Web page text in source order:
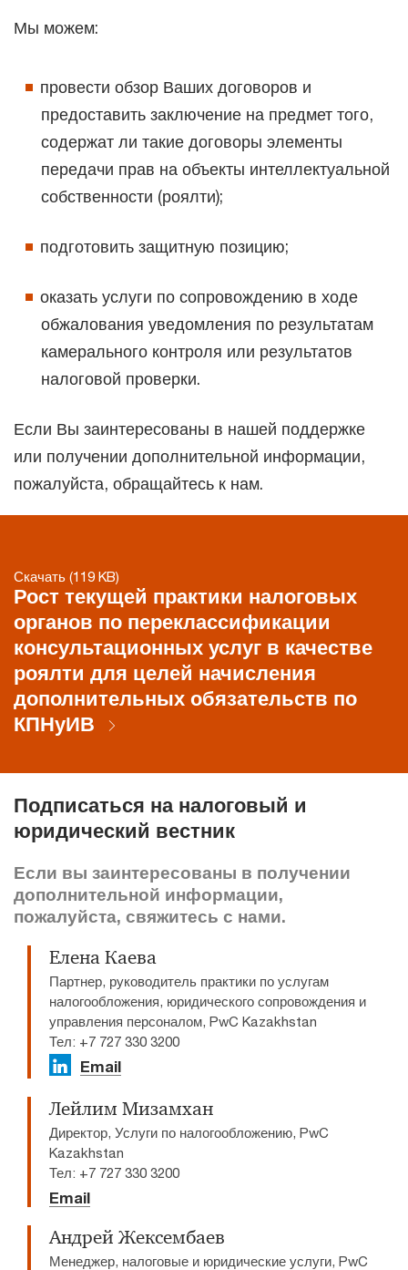
Мы можем:
провести обзор Ваших договоров и
предоставить заключение на предмет того,
содержат ли такие договоры элементы
передачи прав на объекты интеллектуальной
собственности (роялти);
подготовить защитную позицию;
оказать услуги по сопровождению в ходе
обжалования уведомления по результатам
камерального контроля или результатов
налоговой проверки.
Если Вы заинтересованы в нашей поддержке
или получении дополнительной информации,
пожалуйста, обращайтесь к нам.
Скачать (119 KB)
Рост текущей практики налоговых
органов по переклассификации
консультационных услуг в качестве
роялти для целей начисления
дополнительных обязательств по
КПНуИВ
Подписаться на налоговый и
юридический вестник
Если вы заинтересованы в получении
дополнительной информации,
пожалуйста, свяжитесь с нами.
Елена Каева
Партнер, руководитель практики по услугам
налогообложения, юридического сопровождения и
управления персоналом, PwC Kazakhstan
Тел: +7 727 330 3200
Email
Лейлим Мизамхан
Директор, Услуги по налогообложению, PwC
Kazakhstan
Тел: +7 727 330 3200
Email
Андрей Жексембаев
Менеджер, налоговые и юридические услуги, PwC